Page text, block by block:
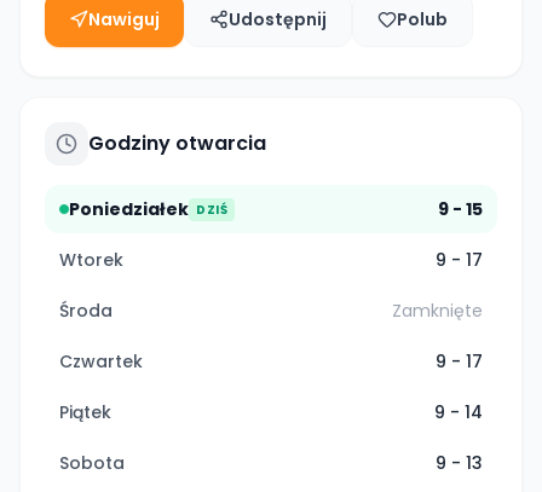
Nawiguj Udostępnij Polub
Godziny otwarcia
Poniedziałek DZIŚ 9 - 15
Wtorek 9 - 17
Środa Zamknięte
Czwartek 9 - 17
Piątek 9 - 14
Sobota 9 - 13